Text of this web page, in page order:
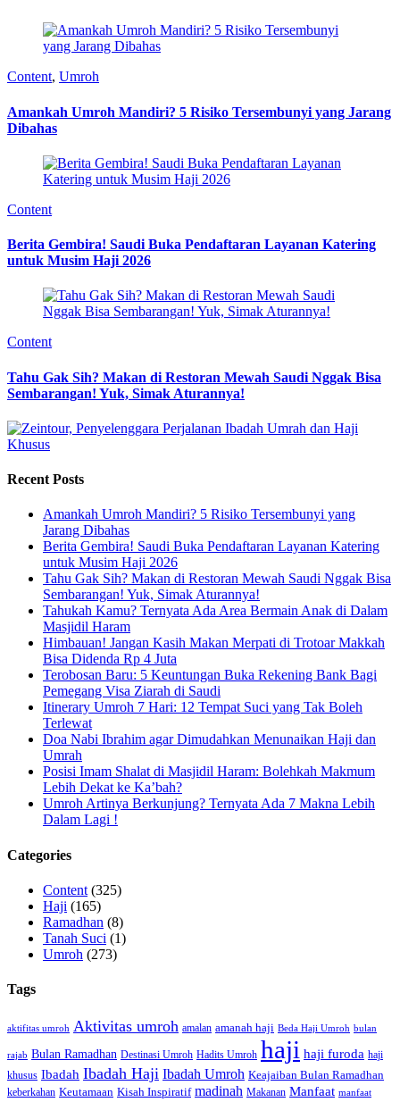
Content, Umroh
Amankah Umroh Mandiri? 5 Risiko Tersembunyi yang Jarang
Dibahas
Content
Berita Gembira! Saudi Buka Pendaftaran Layanan Katering
untuk Musim Haji 2026
Content
Tahu Gak Sih? Makan di Restoran Mewah Saudi Nggak Bisa
Sembarangan! Yuk, Simak Aturannya!
Recent Posts
Amankah Umroh Mandiri? 5 Risiko Tersembunyi yang
Jarang Dibahas
Berita Gembira! Saudi Buka Pendaftaran Layanan Katering
untuk Musim Haji 2026
Tahu Gak Sih? Makan di Restoran Mewah Saudi Nggak Bisa
Sembarangan! Yuk, Simak Aturannya!
Tahukah Kamu? Ternyata Ada Area Bermain Anak di Dalam
Masjidil Haram
Himbauan! Jangan Kasih Makan Merpati di Trotoar Makkah
Bisa Didenda Rp 4 Juta
Terobosan Baru: 5 Keuntungan Buka Rekening Bank Bagi
Pemegang Visa Ziarah di Saudi
Itinerary Umroh 7 Hari: 12 Tempat Suci yang Tak Boleh
Terlewat
Doa Nabi Ibrahim agar Dimudahkan Menunaikan Haji dan
Umrah
Posisi Imam Shalat di Masjidil Haram: Bolehkah Makmum
Lebih Dekat ke Ka’bah?
Umroh Artinya Berkunjung? Ternyata Ada 7 Makna Lebih
Dalam Lagi !
Categories
Content (325)
Haji (165)
Ramadhan (8)
Tanah Suci (1)
Umroh (273)
Tags
aktifitas umroh Aktivitas umroh amalan amanah haji Beda Haji Umroh bulan
rajab Bulan Ramadhan Destinasi Umroh Hadits Umroh haji haji furoda haji
khusus Ibadah Ibadah Haji Ibadah Umroh Keajaiban Bulan Ramadhan
keberkahan Keutamaan Kisah Inspiratif madinah Makanan Manfaat manfaat